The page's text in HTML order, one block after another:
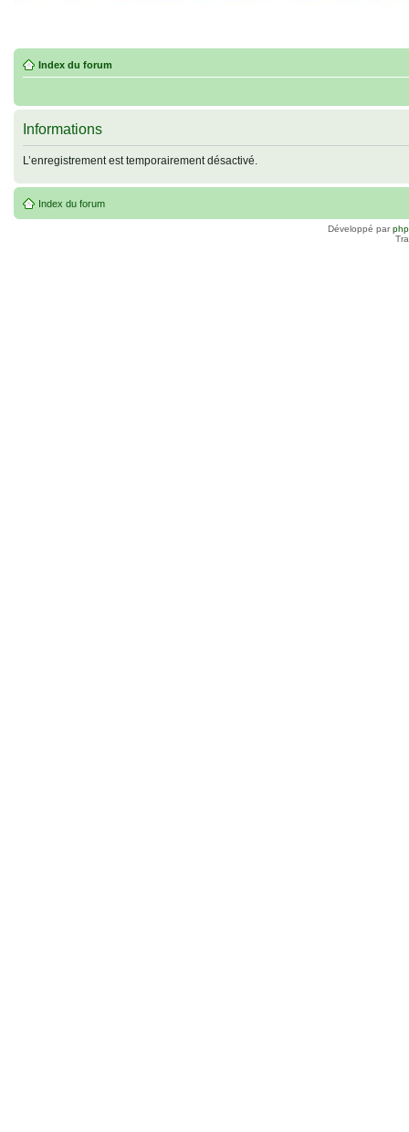
Index du forum
Informations
L’enregistrement est temporairement désactivé.
Index du forum
Développé par